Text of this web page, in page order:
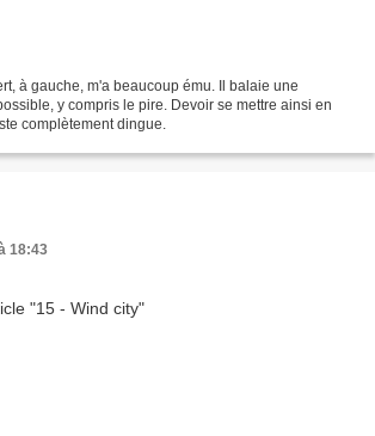
à gauche, m'a beaucoup ému. Il balaie une
y compris le pire. Devoir se mettre ainsi en
complètement dingue.
18:43